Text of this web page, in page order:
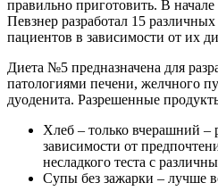
правильно приготовить. В
Певзнер разработал 15
пациентов в зависимости от их
Диета №5 предназначена для
патологиями печени, желчного
дуоденита. Разрешенные
Хлеб – только вчерашний –
зависимости от
несладкого теста с
Супы без зажарки – лучше